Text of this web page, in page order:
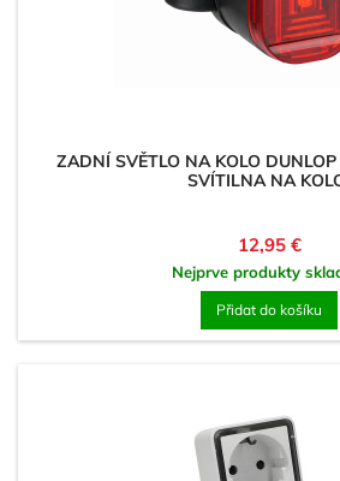
ZADNÍ SVĚTLO NA KOLO
SVÍTILNA NA
Cena
12,95 €
Nejprve produkty
Přidat do košíku